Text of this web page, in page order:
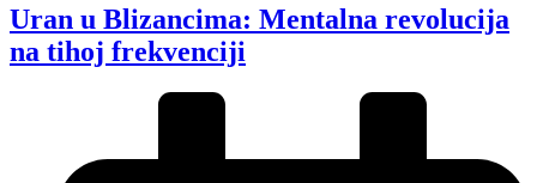
Uran u Blizancima: Mentalna revolucija
na tihoj frekvenciji